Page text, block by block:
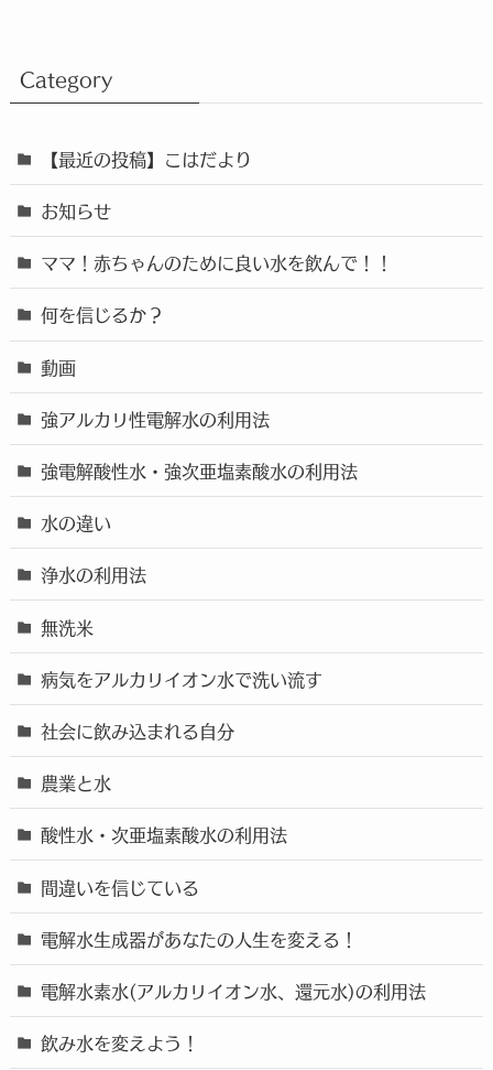
Category
【最近の投稿】こはだより
お知らせ
ママ！赤ちゃんのために良い水を飲んで！！
何を信じるか？
動画
強アルカリ性電解水の利用法
強電解酸性水・強次亜塩素酸水の利用法
水の違い
浄水の利用法
無洗米
病気をアルカリイオン水で洗い流す
社会に飲み込まれる自分
農業と水
酸性水・次亜塩素酸水の利用法
間違いを信じている
電解水生成器があなたの人生を変える！
電解水素水(アルカリイオン水、還元水)の利用法
飲み水を変えよう！